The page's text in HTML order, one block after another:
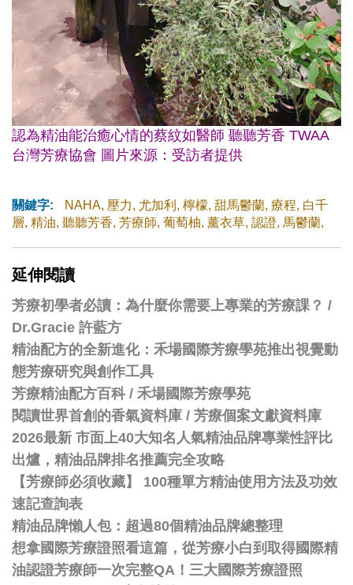
認為精油能治癒心情的蔡紋如醫師 聽聽芳香 TWAA
台灣芳療協會 圖片來源：受訪者提供
關鍵字: NAHA, 壓力, 尤加利 , 檸檬, 甜馬鬱蘭, 療程, 白千
層, 精油, 聽聽芳香, 芳療師, 葡萄柚, 薰衣草, 認證, 馬鬱蘭,
延伸閱讀
芳療初學者必讀：為什麼你需要上專業的芳療課？ /
Dr.Gracie 許藍方
精油配方的全新進化：禾場國際芳療學苑推出視覺動
態芳療研究與創作工具
芳療精油配方百科 / 禾場國際芳療學苑
閱讀世界首創的香氣資料庫 / 芳療個案文獻資料庫
2026最新 市面上40大知名人氣精油品牌專業性評比
出爐，精油品牌排名推薦完全攻略
【芳療師必須收藏】 100種單方精油使用方法及功效
速記查詢表
精油品牌懶人包：超過80個精油品牌總整理
想拿國際芳療證照看這篇，從芳療小白到取得國際精
油認證芳療師一次完整QA！三大國際芳療證照